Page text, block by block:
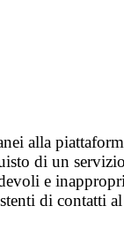
alla
di un
e
di